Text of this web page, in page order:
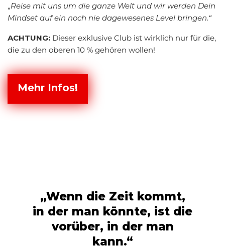
„Reise mit uns um die ganze Welt und wir werden Dein
Mindset auf ein noch nie dagewesenes Level bringen.“
ACHTUNG: Dieser exklusive Club ist wirklich nur für die,
die zu den oberen 10 % gehören wollen!
Mehr Infos!
„Wenn die Zeit kommt,
in der man könnte, ist die
vorüber, in der man
kann.“